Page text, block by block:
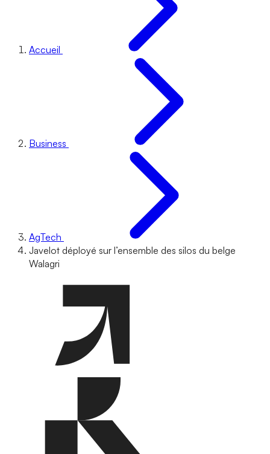
Accueil
Business
AgTech
Javelot déployé sur l’ensemble des silos du belge
Walagri